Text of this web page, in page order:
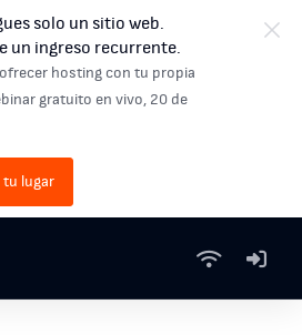
solo un sitio web.
un ingreso recurrente.
hosting con tu propia
gratuito en vivo, 20 de
tu lugar